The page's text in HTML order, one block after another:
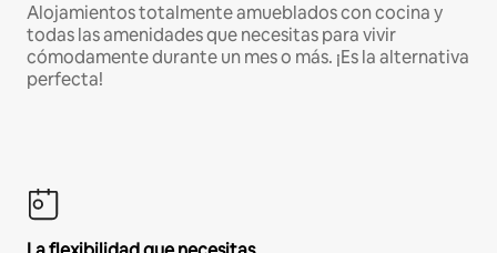
Alojamientos totalmente amueblados con cocina y
todas las amenidades que necesitas para vivir
cómodamente durante un mes o más. ¡Es la alternativa
perfecta!